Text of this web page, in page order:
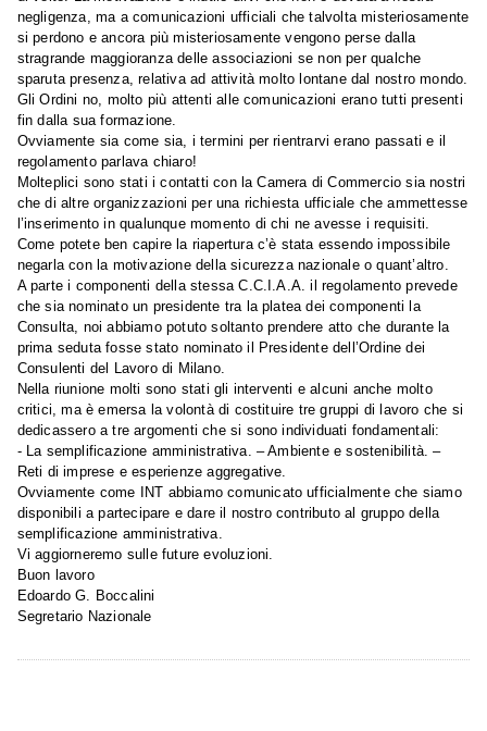
negligenza, ma a comunicazioni ufficiali che talvolta misteriosamente
si perdono e ancora più misteriosamente vengono perse dalla
stragrande maggioranza delle associazioni se non per qualche
sparuta presenza, relativa ad attività molto lontane dal nostro mondo.
Gli Ordini no, molto più attenti alle comunicazioni erano tutti presenti
fin dalla sua formazione.
Ovviamente sia come sia, i termini per rientrarvi erano passati e il
regolamento parlava chiaro!
Molteplici sono stati i contatti con la Camera di Commercio sia nostri
che di altre organizzazioni per una richiesta ufficiale che ammettesse
l’inserimento in qualunque momento di chi ne avesse i requisiti.
Come potete ben capire la riapertura c’è stata essendo impossibile
negarla con la motivazione della sicurezza nazionale o quant’altro.
A parte i componenti della stessa C.C.I.A.A. il regolamento prevede
che sia nominato un presidente tra la platea dei componenti la
Consulta, noi abbiamo potuto soltanto prendere atto che durante la
prima seduta fosse stato nominato il Presidente dell’Ordine dei
Consulenti del Lavoro di Milano.
Nella riunione molti sono stati gli interventi e alcuni anche molto
critici, ma è emersa la volontà di costituire tre gruppi di lavoro che si
dedicassero a tre argomenti che si sono individuati fondamentali:
- La semplificazione amministrativa. – Ambiente e sostenibilità. –
Reti di imprese e esperienze aggregative.
Ovviamente come INT abbiamo comunicato ufficialmente che siamo
disponibili a partecipare e dare il nostro contributo al gruppo della
semplificazione amministrativa.
Vi aggiorneremo sulle future evoluzioni.
Buon lavoro
Edoardo G. Boccalini
Segretario Nazionale